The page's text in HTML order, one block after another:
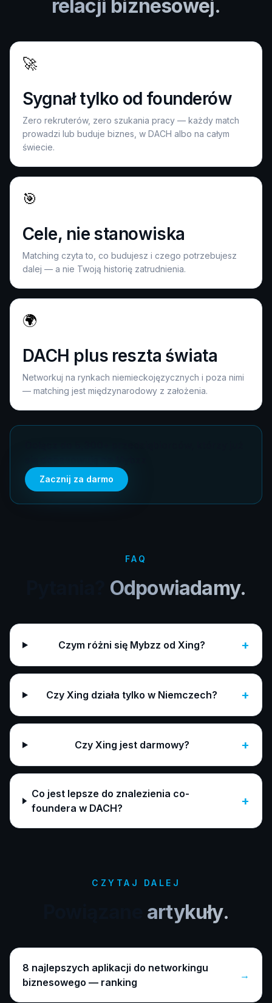
relacji biznesowej.
🚀
Sygnał tylko od founderów
Zero rekruterów, zero szukania pracy — każdy match
prowadzi lub buduje biznes, w DACH albo na całym
świecie.
🎯
Cele, nie stanowiska
Matching czyta to, co budujesz i czego potrzebujesz
dalej — a nie Twoją historię zatrudnienia.
🌍
DACH plus reszta świata
Networkuj na rynkach niemieckojęzycznych i poza nimi
— matching jest międzynarodowy z założenia.
Zacznij za darmo
FAQ
Odpowiadamy.
Czym różni się Mybzz od Xing? +
Czy Xing działa tylko w Niemczech? +
Czy Xing jest darmowy? +
Co jest lepsze do znalezienia co-
foundera w DACH?
+
CZYTAJ DALEJ
artykuły.
8 najlepszych aplikacji do networkingu
biznesowego — ranking
→